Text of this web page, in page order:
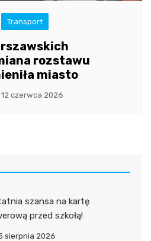
Transport
rozstawu
miasto
12 czerwca 2026
szansa na kartę
przed szkołą!
sierpnia 2026